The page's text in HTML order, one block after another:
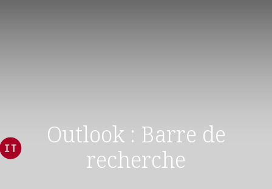
Outlook : Barre de
recherche